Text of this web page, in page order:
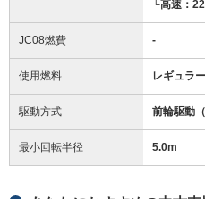
└高速：
JC08燃費 -
使用燃料 レギュラー
駆動方式 前輪駆動（
最小回転半径 5.0m